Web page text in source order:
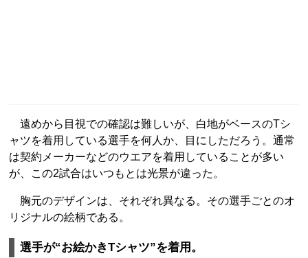
遠めから目視での確認は難しいが、白地がベースのTシ
ャツを着用している選手を何人か、目にしただろう。通常
は契約メーカーなどのウエアを着用していることが多い
が、この2試合はいつもとは光景が違った。
胸元のデザインは、それぞれ異なる。その選手ごとのオ
リジナルの絵柄である。
選手が“お絵かきTシャツ”を着用。